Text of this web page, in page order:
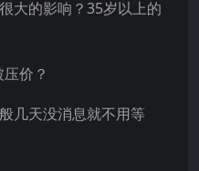
大的影响？35岁以上的
价？
几天没消息就不用等